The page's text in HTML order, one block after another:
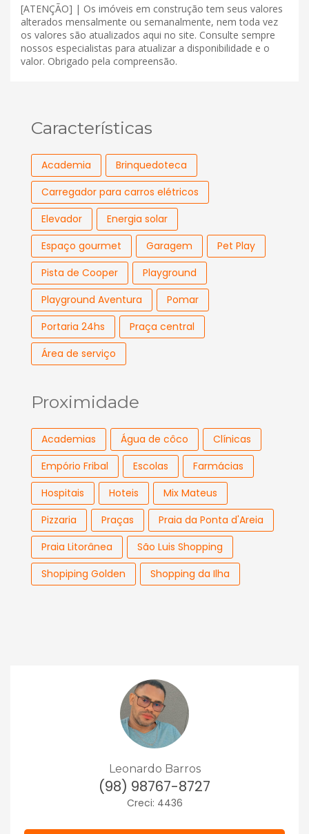
[ATENÇÃO] | Os imóveis em construção tem seus valores
alterados mensalmente ou semanalmente, nem toda vez
os valores são atualizados aqui no site. Consulte sempre
nossos especialistas para atualizar a disponibilidade e o
valor. Obrigado pela compreensão.
Características
Academia
Brinquedoteca
Carregador para carros elétricos
Elevador
Energia solar
Espaço gourmet
Garagem
Pet Play
Pista de Cooper
Playground
Playground Aventura
Pomar
Portaria 24hs
Praça central
Área de serviço
Proximidade
Academias Água de côco
Clínicas
Empório Fribal
Escolas
Farmácias
Hospitais
Hoteis
Mix Mateus
Pizzaria
Praças
Praia da Ponta d'Areia
Praia Litorânea
São Luis Shopping
Shopiping Golden
Shopping da Ilha
Leonardo Barros
(98) 98767-8727
Creci: 4436